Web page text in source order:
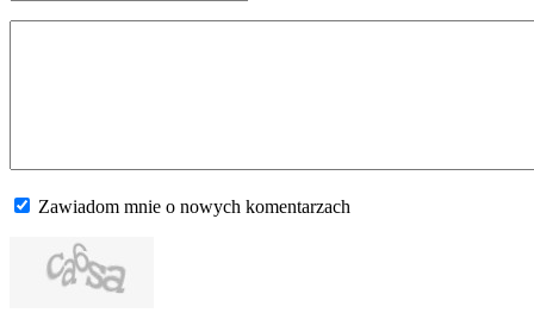
Zawiadom mnie o nowych komentarzach